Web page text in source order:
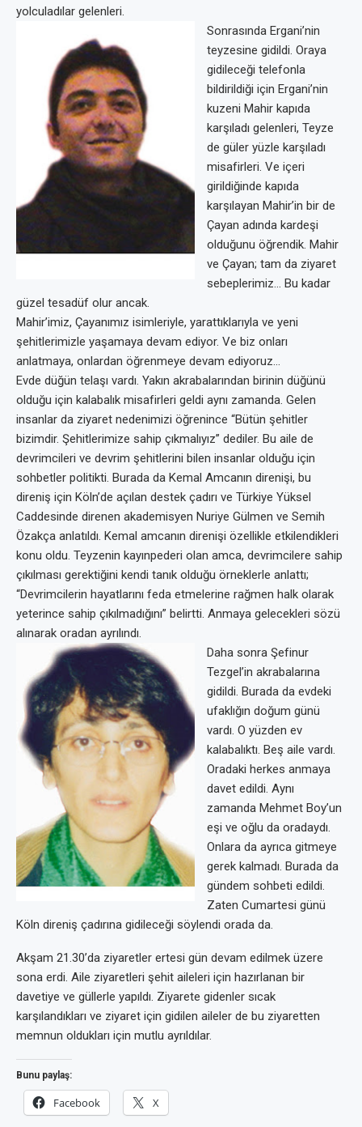
yolculadılar gelenleri.
Sonrasında Ergani’nin
teyzesine gidildi. Oraya
gidileceği telefonla
bildirildiği için Ergani’nin
kuzeni Mahir kapıda
karşıladı gelenleri, Teyze
de güler yüzle karşıladı
misafirleri. Ve içeri
girildiğinde kapıda
karşılayan Mahir’in bir de
Çayan adında kardeşi
olduğunu öğrendik. Mahir
ve Çayan; tam da ziyaret
sebeplerimiz… Bu kadar
güzel tesadüf olur ancak.
Mahir’imiz, Çayanımız isimleriyle, yarattıklarıyla ve yeni
şehitlerimizle yaşamaya devam ediyor. Ve biz onları
anlatmaya, onlardan öğrenmeye devam ediyoruz…
Evde düğün telaşı vardı. Yakın akrabalarından birinin düğünü
olduğu için kalabalık misafirleri geldi aynı zamanda. Gelen
insanlar da ziyaret nedenimizi öğrenince “Bütün şehitler
bizimdir. Şehitlerimize sahip çıkmalıyız” dediler. Bu aile de
devrimcileri ve devrim şehitlerini bilen insanlar olduğu için
sohbetler politikti. Burada da Kemal Amcanın direnişi, bu
direniş için Köln’de açılan destek çadırı ve Türkiye Yüksel
Caddesinde direnen akademisyen Nuriye Gülmen ve Semih
Özakça anlatıldı. Kemal amcanın direnişi özellikle etkilendikleri
konu oldu. Teyzenin kayınpederi olan amca, devrimcilere sahip
çıkılması gerektiğini kendi tanık olduğu örneklerle anlattı;
“Devrimcilerin hayatlarını feda etmelerine rağmen halk olarak
yeterince sahip çıkılmadığını” belirtti. Anmaya gelecekleri sözü
alınarak oradan ayrılındı.
Daha sonra Şefinur
Tezgel’in akrabalarına
gidildi. Burada da evdeki
ufaklığın doğum günü
vardı. O yüzden ev
kalabalıktı. Beş aile vardı.
Oradaki herkes anmaya
davet edildi. Aynı
zamanda Mehmet Boy’un
eşi ve oğlu da oradaydı.
Onlara da ayrıca gitmeye
gerek kalmadı. Burada da
gündem sohbeti edildi.
Zaten Cumartesi günü
Köln direniş çadırına gidileceği söylendi orada da.
Akşam 21.30’da ziyaretler ertesi gün devam edilmek üzere
sona erdi. Aile ziyaretleri şehit aileleri için hazırlanan bir
davetiye ve güllerle yapıldı. Ziyarete gidenler sıcak
karşılandıkları ve ziyaret için gidilen aileler de bu ziyaretten
memnun oldukları için mutlu ayrıldılar.
Bunu paylaş:
Facebook X